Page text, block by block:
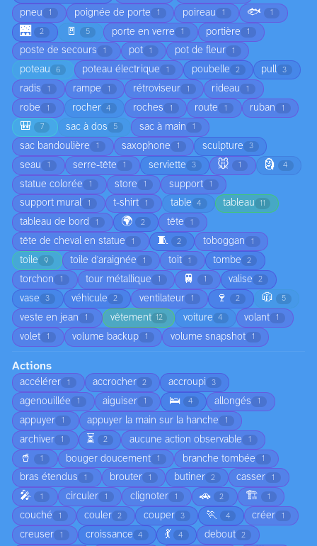
pneu 1 poignée de porte 1 poireau 1 🐟 1
🌉 2 🚪 5 porte en verre 1 portière 1
poste de secours 1 pot 1 pot de fleur 1
poteau 6 poteau électrique 1 poubelle 2 pull 3
radis 1 rampe 1 rétroviseur 1 rideau 1
robe 1 rocher 4 roches 1 route 1 ruban 1
🎒 7 sac à dos 5 sac à main 1
sac bandoulière 1 saxophone 1 sculpture 3
seau 1 serre-tête 1 serviette 3 🐭 1 🗿 4
statue colorée 1 store 1 support 1
support mural 1 t-shirt 1 table 4 tableau 11
tableau de bord 1 🌍 2 tête 1
tête de cheval en statue 1 🧵 2 toboggan 1
toile 9 toile d'araignée 1 toit 1 tombe 2
torchon 1 tour métallique 1 🚆 1 valise 2
vase 3 véhicule 2 ventilateur 1 🍷 2 🧥 5
veste en jean 1 vêtement 12 voiture 4 volant 1
volet 1 volume backup 1 volume snapshot 1
Actions
accélérer 1 accrocher 2 accroupi 3
agenouillée 1 aiguiser 1 🛌 4 allongés 1
appuyer 1 appuyer la main sur la hanche 1
archiver 1 ⏳ 2 aucune action observable 1
🥤 1 bouger doucement 1 branche tombée 1
bras étendus 1 brouter 1 butiner 2 casser 1
🎤 1 circuler 1 clignoter 1 🚗 2 🏗️ 1
couché 1 couler 2 couper 3 🏃 4 créer 1
creuser 1 croissance 4 💃 4 debout 2